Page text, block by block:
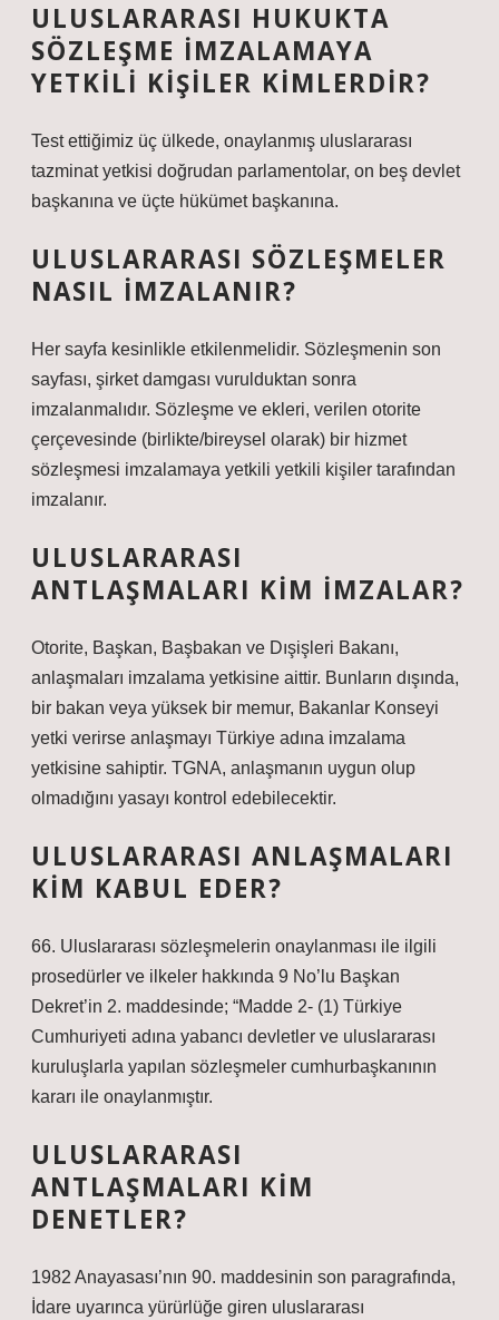
ULUSLARARASI HUKUKTA
SÖZLEŞME IMZALAMAYA
YETKILI KIŞILER KIMLERDIR?
Test ettiğimiz üç ülkede, onaylanmış uluslararası
tazminat yetkisi doğrudan parlamentolar, on beş devlet
başkanına ve üçte hükümet başkanına.
ULUSLARARASI SÖZLEŞMELER
NASIL IMZALANIR?
Her sayfa kesinlikle etkilenmelidir. Sözleşmenin son
sayfası, şirket damgası vurulduktan sonra
imzalanmalıdır. Sözleşme ve ekleri, verilen otorite
çerçevesinde (birlikte/bireysel olarak) bir hizmet
sözleşmesi imzalamaya yetkili yetkili kişiler tarafından
imzalanır.
ULUSLARARASI
ANTLAŞMALARI KIM IMZALAR?
Otorite, Başkan, Başbakan ve Dışişleri Bakanı,
anlaşmaları imzalama yetkisine aittir. Bunların dışında,
bir bakan veya yüksek bir memur, Bakanlar Konseyi
yetki verirse anlaşmayı Türkiye adına imzalama
yetkisine sahiptir. TGNA, anlaşmanın uygun olup
olmadığını yasayı kontrol edebilecektir.
ULUSLARARASI ANLAŞMALARI
KIM KABUL EDER?
66. Uluslararası sözleşmelerin onaylanması ile ilgili
prosedürler ve ilkeler hakkında 9 No’lu Başkan
Dekret’in 2. maddesinde; “Madde 2- (1) Türkiye
Cumhuriyeti adına yabancı devletler ve uluslararası
kuruluşlarla yapılan sözleşmeler cumhurbaşkanının
kararı ile onaylanmıştır.
ULUSLARARASI
ANTLAŞMALARI KIM
DENETLER?
1982 Anayasası’nın 90. maddesinin son paragrafında,
İdare uyarınca yürürlüğe giren uluslararası